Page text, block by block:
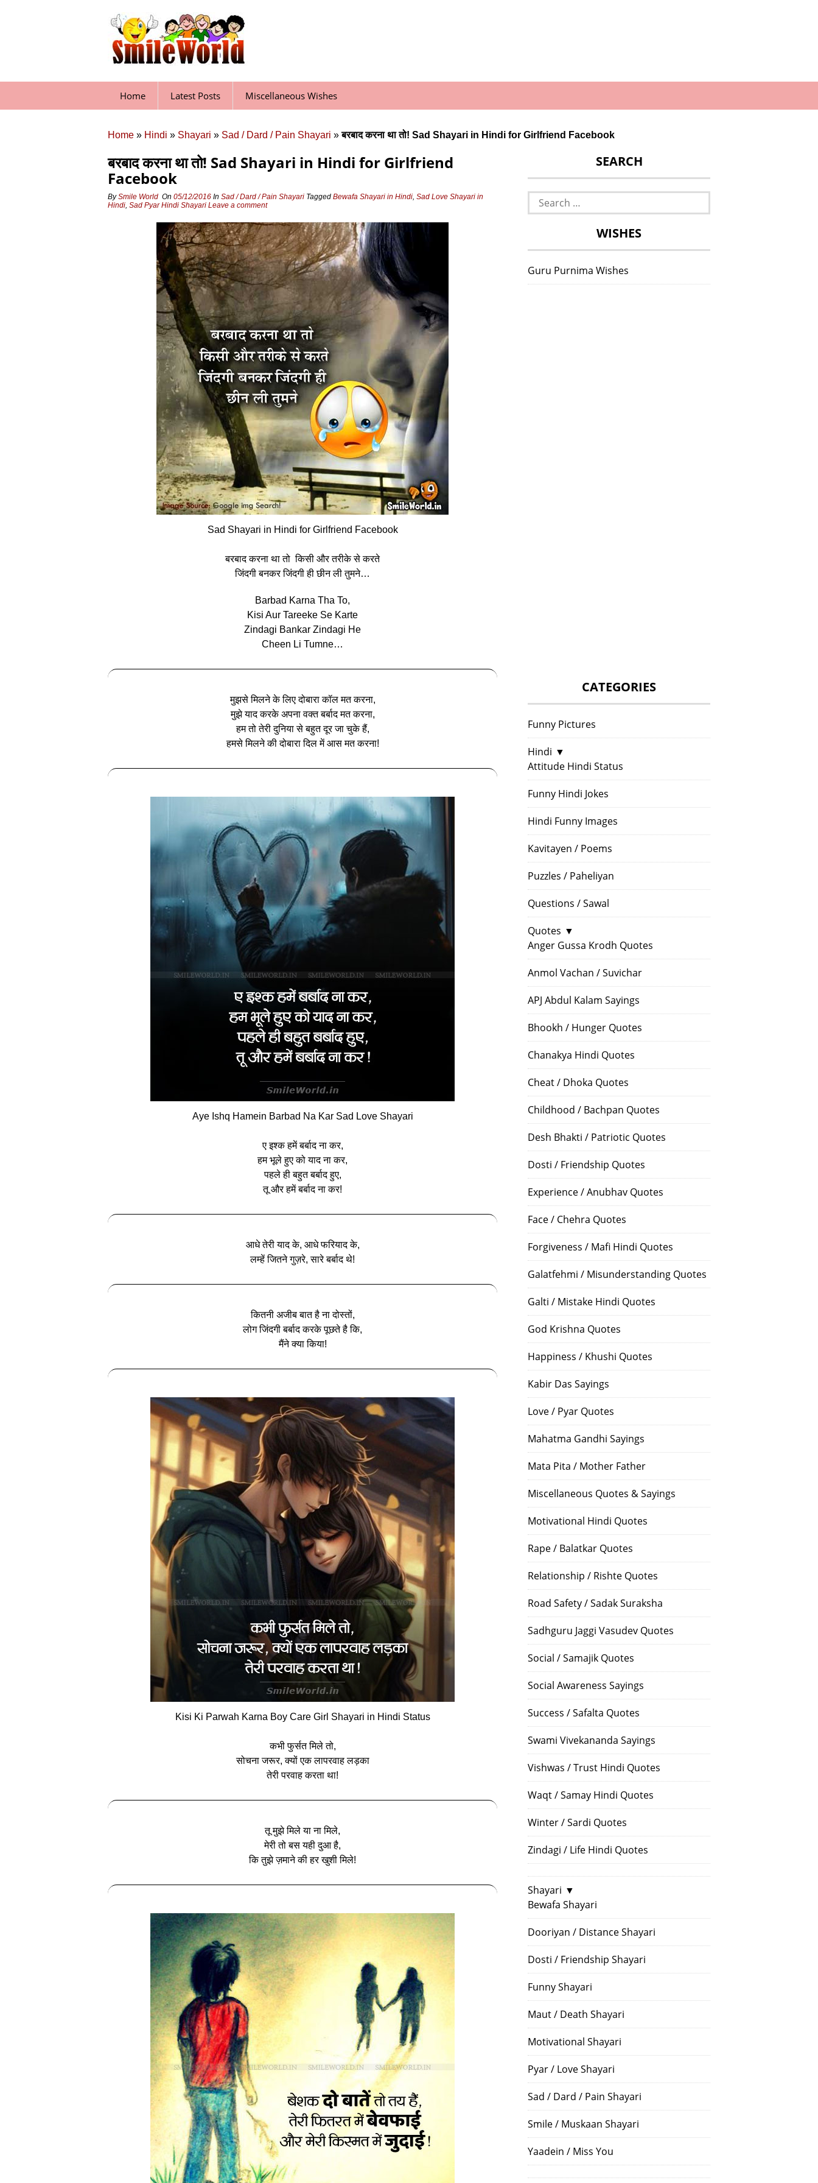
Home Latest Posts Miscellaneous Wishes
Home » Hindi » Shayari » Sad / Dard / Pain Shayari »बरबाद करना था तो! Sad Shayari in Hindi for Girlfriend Facebook
बरबाद करना था तो! Sad Shayari in Hindi for Girlfriend
Facebook
BySmile World On 05/12/2016 In Sad / Dard / Pain Shayari Tagged Bewafa Shayari in Hindi, Sad Love Shayari in
Hindi, Sad Pyar Hindi Shayari Leave a comment
Sad Shayari in Hindi for Girlfriend Facebook
बरबाद करना था तो किसी और तरीके से करते
जिंदगी बनकर जिंदगी ही छीन ली तुमने…
Barbad Karna Tha To,
Kisi Aur Tareeke Se Karte
Zindagi Bankar Zindagi He
Cheen Li Tumne…
मुझसे मिलने के लिए दोबारा कॉल मत करना,
मुझे याद करके अपना वक्त बर्बाद मत करना,
हम तो तेरी दुनिया से बहुत दूर जा चुके हैं,
हमसे मिलने की दोबारा दिल में आस मत करना!
Aye Ishq Hamein Barbad Na Kar Sad Love Shayari
ए इश्क हमें बर्बाद ना कर,
हम भूले हुए को याद ना कर,
पहले ही बहुत बर्बाद हुए,
तू और हमें बर्बाद ना कर!
आधे तेरी याद के, आधे फरियाद के,
लम्हें जितने गुज़रे, सारे बर्बाद थे!
कितनी अजीब बात है ना दोस्तों,
लोग जिंदगी बर्बाद करके पूछते है कि,
मैंने क्या किया!
Kisi Ki Parwah Karna Boy Care Girl Shayari in Hindi Status
कभी फुर्सत मिले तो,
सोचना जरूर, क्यों एक लापरवाह लड़का
तेरी परवाह करता था!
तू मुझे मिले या ना मिले,
मेरी तो बस यही दुआ है,
कि तुझे ज़माने की हर खुशी मिले!
SEARCH
Search
for:
WISHES
Guru Purnima Wishes
CATEGORIES
Funny Pictures
Hindi ▼
Attitude Hindi Status
Funny Hindi Jokes
Hindi Funny Images
Kavitayen / Poems
Puzzles / Paheliyan
Questions / Sawal
Quotes ▼
Anger Gussa Krodh Quotes
Anmol Vachan / Suvichar
APJ Abdul Kalam Sayings
Bhookh / Hunger Quotes
Chanakya Hindi Quotes
Cheat / Dhoka Quotes
Childhood / Bachpan Quotes
Desh Bhakti / Patriotic Quotes
Dosti / Friendship Quotes
Experience / Anubhav Quotes
Face / Chehra Quotes
Forgiveness / Mafi Hindi Quotes
Galatfehmi / Misunderstanding Quotes
Galti / Mistake Hindi Quotes
God Krishna Quotes
Happiness / Khushi Quotes
Kabir Das Sayings
Love / Pyar Quotes
Mahatma Gandhi Sayings
Mata Pita / Mother Father
Miscellaneous Quotes & Sayings
Motivational Hindi Quotes
Rape / Balatkar Quotes
Relationship / Rishte Quotes
Road Safety / Sadak Suraksha
Sadhguru Jaggi Vasudev Quotes
Social / Samajik Quotes
Social Awareness Sayings
Success / Safalta Quotes
Swami Vivekananda Sayings
Vishwas / Trust Hindi Quotes
Waqt / Samay Hindi Quotes
Winter / Sardi Quotes
Zindagi / Life Hindi Quotes
Shayari ▼
Bewafa Shayari
Dooriyan / Distance Shayari
Dosti / Friendship Shayari
Funny Shayari
Maut / Death Shayari
Motivational Shayari
Pyar / Love Shayari
Sad / Dard / Pain Shayari
Smile / Muskaan Shayari
Yaadein / Miss You